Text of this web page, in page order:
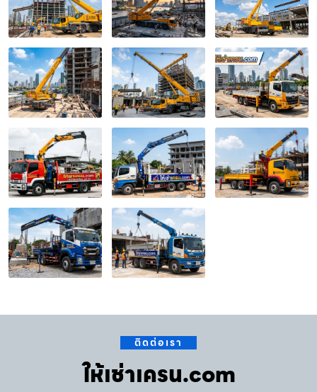
ติดต่อเรา
ให้เช่าเครน.com